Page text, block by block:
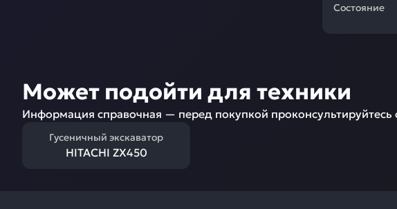
Состояние
Может подойти для техники
Информация справочная — перед покупкой
Гусеничный экскаватор
HITACHI ZX450